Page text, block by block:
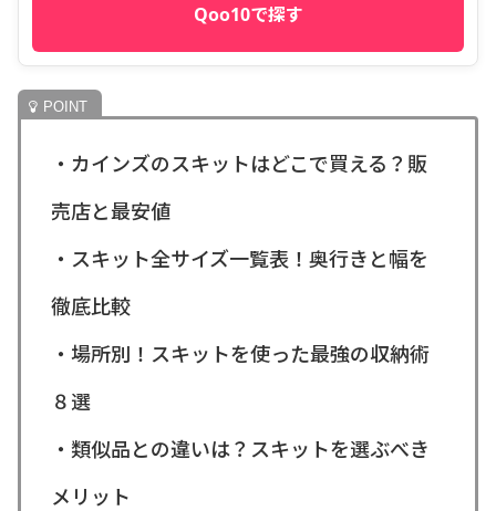
Qoo10で探す
・カインズのスキットはどこで買える？販
売店と最安値
・スキット全サイズ一覧表！奥行きと幅を
徹底比較
・場所別！スキットを使った最強の収納術
８選
・類似品との違いは？スキットを選ぶべき
メリット